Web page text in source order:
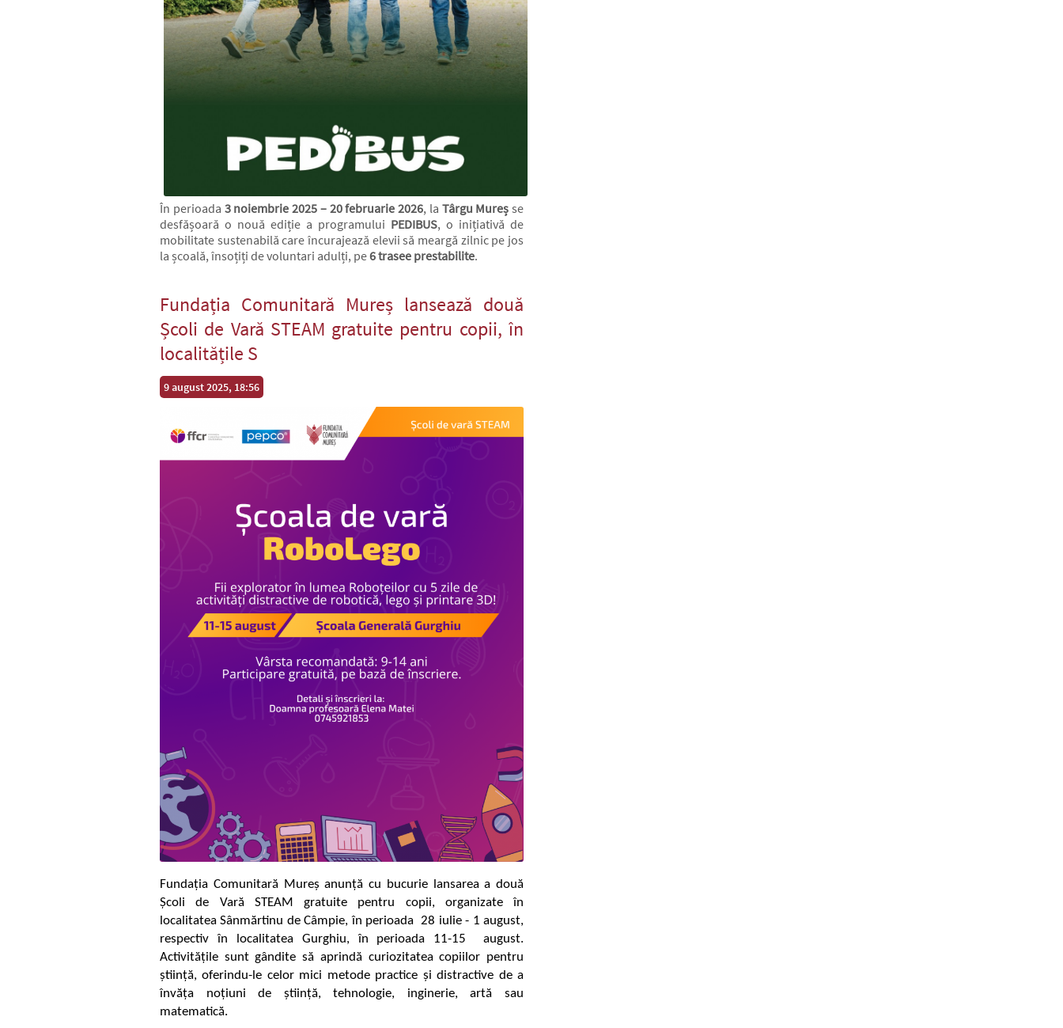
În perioada 3 noiembrie 2025 – 20 februarie 2026, la Târgu Mureș se
desfășoară o nouă ediție a programului PEDIBUS, o inițiativă de
mobilitate sustenabilă care încurajează elevii să meargă zilnic pe jos
la școală, însoțiți de voluntari adulți, pe6 trasee prestabilite.
Fundația Comunitară Mureș lansează două
Școli de Vară STEAM gratuite pentru copii, în
localitățile S
9 august 2025, 18:56
Fundația Comunitară Mureș anunță cu bucurie lansarea a două
Școli de Vară STEAM gratuite pentru copii, organizate în
localitatea Sânmărtinu de Câmpie, în perioada 28 iulie - 1 august,
respectiv în localitatea Gurghiu, în perioada 11-15 august.
Activitățile sunt gândite să aprindă curiozitatea copiilor pentru
știință, oferindu-le celor mici metode practice și distractive de a
învăța noțiuni de știință, tehnologie, inginerie, artă sau
matematică.